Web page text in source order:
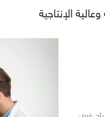
الإنتاجية